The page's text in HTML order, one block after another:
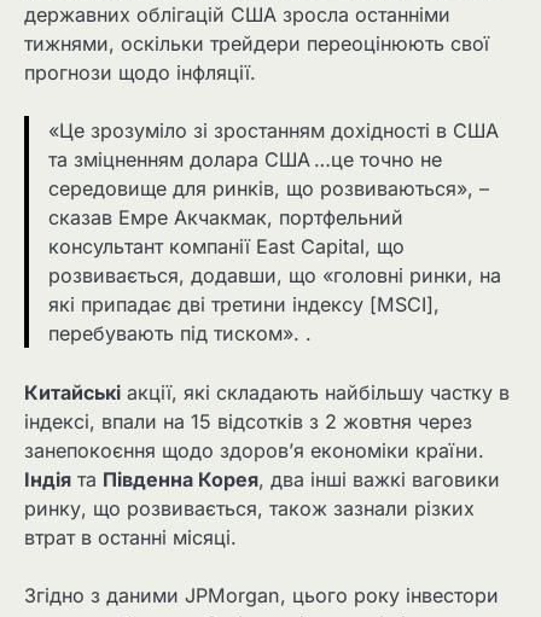
державних облігацій США зросла останніми
тижнями, оскільки трейдери переоцінюють свої
прогнози щодо інфляції.
«Це зрозуміло зі зростанням дохідності в США
та зміцненням долара США …це точно не
середовище для ринків, що розвиваються», –
сказав Емре Акчакмак, портфельний
консультант компанії East Capital, що
розвивається, додавши, що «головні ринки, на
які припадає дві третини індексу [MSCI],
перебувають під тиском». .
Китайські акції, які складають найбільшу частку в
індексі, впали на 15 відсотків з 2 жовтня через
занепокоєння щодо здоров’я економіки країни.
Індія та Південна Корея, два інші важкі ваговики
ринку, що розвивається, також зазнали різких
втрат в останні місяці.
Згідно з даними JPMorgan, цього року інвестори